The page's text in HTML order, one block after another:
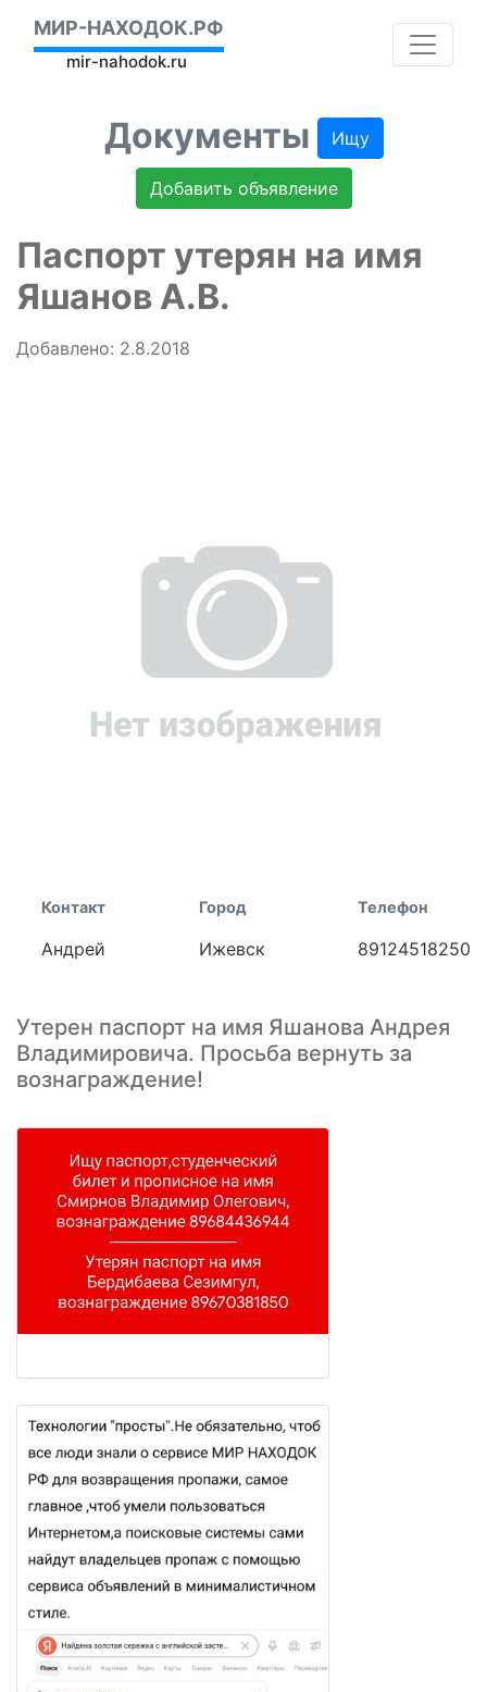
МИР-НАХОДОК.РФ
mir-nahodok.ru
Документы Ищу
Добавить объявление
Паспорт утерян на имя
Яшанов А.В.
Добавлено: 2.8.2018
Контакт
Андрей
Город
Ижевск
Телефон
89124518250
Утерен паспорт на имя Яшанова Андрея
Владимировича. Просьба вернуть за
вознаграждение!